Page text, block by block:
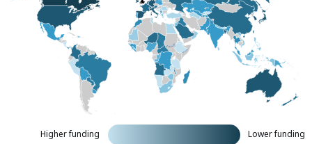
Lower funding
Higher funding